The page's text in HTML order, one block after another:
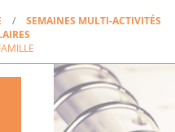
SEMAINES MULTI-ACTIVITÉS